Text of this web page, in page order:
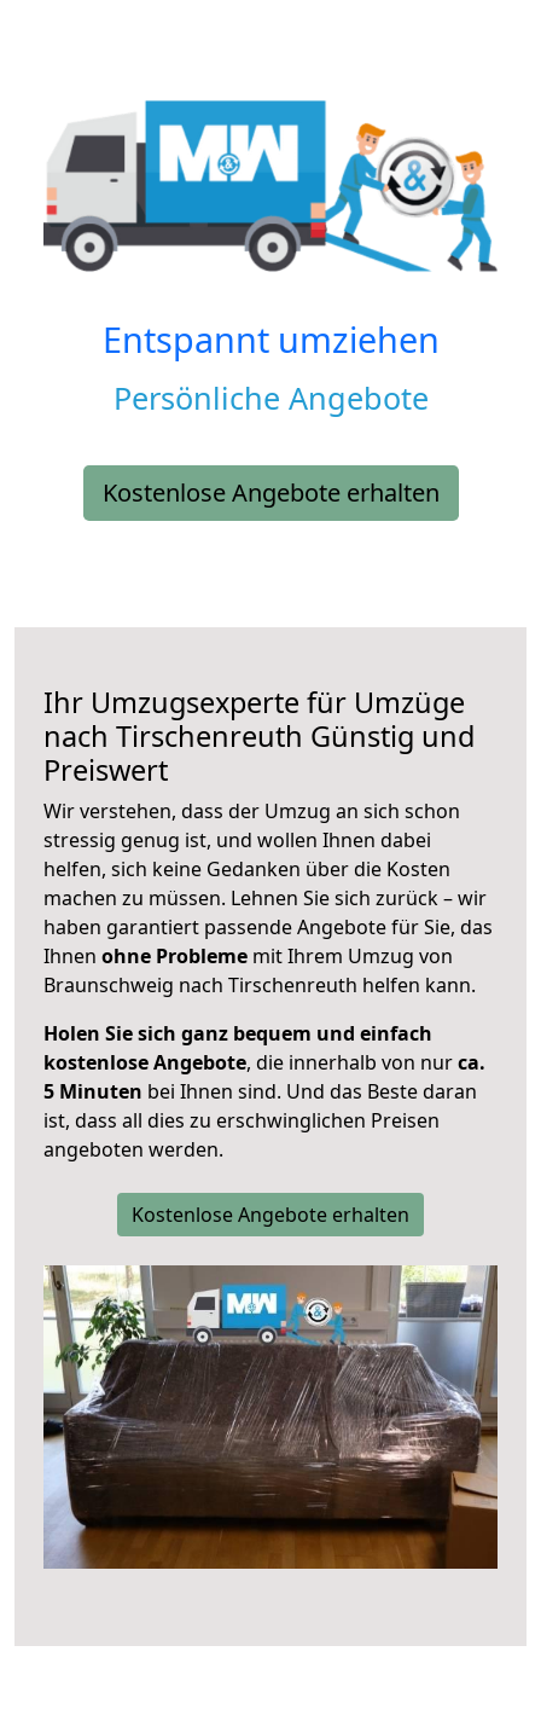
Entspannt umziehen
Persönliche Angebote
Kostenlose Angebote erhalten
Ihr Umzugsexperte für Umzüge
nach Tirschenreuth Günstig und
Preiswert
Wir verstehen, dass der Umzug an sich schon
stressig genug ist, und wollen Ihnen dabei
helfen, sich keine Gedanken über die Kosten
machen zu müssen. Lehnen Sie sich zurück – wir
haben garantiert passende Angebote für Sie, das
Ihnen ohne Probleme mit Ihrem Umzug von
Braunschweig nach Tirschenreuth helfen kann.
Holen Sie sich ganz bequem und einfach
kostenlose Angebote, die innerhalb von nurca.
5 Minuten bei Ihnen sind. Und das Beste daran
ist, dass all dies zu erschwinglichen Preisen
angeboten werden.
Kostenlose Angebote erhalten